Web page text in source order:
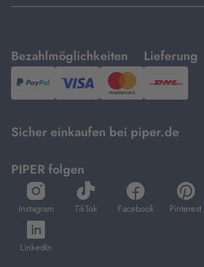
Bezahlmöglichkeiten
mit
PayPal,Visa
und
Lieferung
mit
DHL.
Sicher einkaufen bei piper.de
PIPER folgen
Instagram
öffnet
in
neuem
Tab
TikTok
öffnet
in
Facebook
öffnet
in
Pinterest
öffnet
in
LinkedIn
öffnet
in